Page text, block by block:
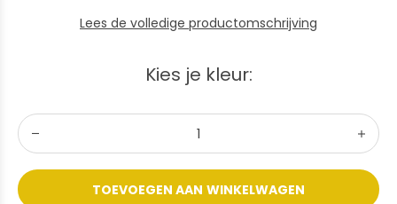
Lees de volledige productomschrijving
Kies je kleur:
TOEVOEGEN AAN WINKELWAGEN